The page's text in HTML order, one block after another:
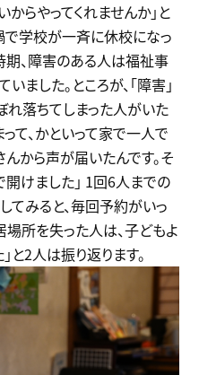
らやってくれませんか」と
で学校が一斉に休校になっ
、障害のある人は福祉事
した。ところが、「障害」
落ちてしまった人がいた
て、かといって家で一人で
から声が届いたんです。そ
開けました」 1回6人までの
てみると、毎回予約がいっ
場所を失った人は、子どもよ
と2人は振り返ります。